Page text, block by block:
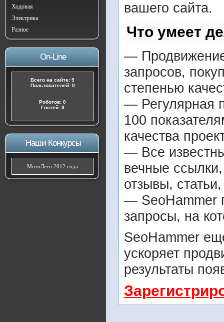
Ходовая
Электрика
Разное
On-Line
Всего на сайте: 9
Пользователей: 0
Роботов: 0
Гостей: 9
Наши Конкурсы
МотоЛето 2012 года
вашего сайта.
Что умеет
—
запросов,
степенью
— Регулярная
100
качества
— Все
вечные
отзывы,
— SeoHammer
запросы, на
SeoHammer
ускоряет
результаты